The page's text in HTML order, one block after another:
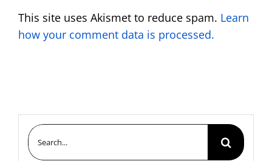
This site uses Akismet to reduce spam. Learn
how your comment data is processed.
Search
for: